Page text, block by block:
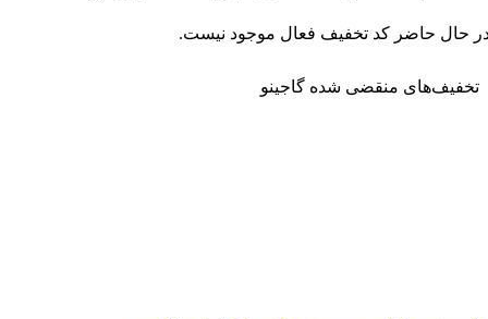
حال حاضر کد تخفیف فعال موجود نیست.
تخفیف‌های منقضی شده گاجینو